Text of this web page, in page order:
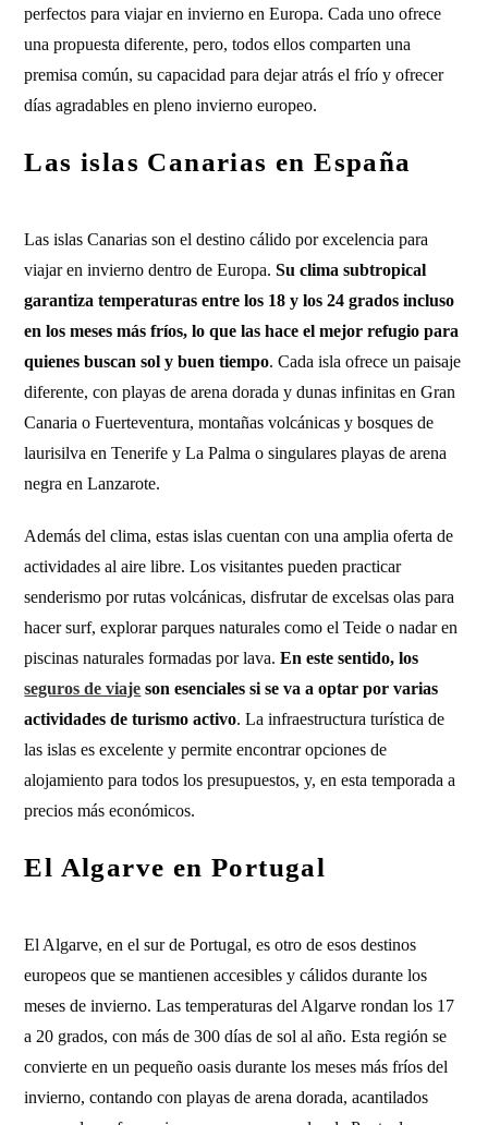
perfectos para viajar en invierno en Europa. Cada uno ofrece
una propuesta diferente, pero, todos ellos comparten una
premisa común, su capacidad para dejar atrás el frío y ofrecer
días agradables en pleno invierno europeo.
Las islas Canarias en España
Las islas Canarias son el destino cálido por excelencia para
viajar en invierno dentro de Europa.Su clima subtropical
garantiza temperaturas entre los 18 y los 24 grados incluso
en los meses más fríos, lo que las hace el mejor refugio para
quienes buscan sol y buen tiempo. Cada isla ofrece un paisaje
diferente, con playas de arena dorada y dunas infinitas en Gran
Canaria o Fuerteventura, montañas volcánicas y bosques de
laurisilva en Tenerife y La Palma o singulares playas de arena
negra en Lanzarote.
Además del clima, estas islas cuentan con una amplia oferta de
actividades al aire libre. Los visitantes pueden practicar
senderismo por rutas volcánicas, disfrutar de excelsas olas para
hacer surf, explorar parques naturales como el Teide o nadar en
piscinas naturales formadas por lava.En este sentido, los
seguros de viaje son esenciales si se va a optar por varias
actividades de turismo activo. La infraestructura turística de
las islas es excelente y permite encontrar opciones de
alojamiento para todos los presupuestos, y, en esta temporada a
precios más económicos.
El Algarve en Portugal
El Algarve, en el sur de Portugal, es otro de esos destinos
europeos que se mantienen accesibles y cálidos durante los
meses de invierno. Las temperaturas del Algarve rondan los 17
a 20 grados, con más de 300 días de sol al año. Esta región se
convierte en un pequeño oasis durante los meses más fríos del
invierno, contando con playas de arena dorada, acantilados